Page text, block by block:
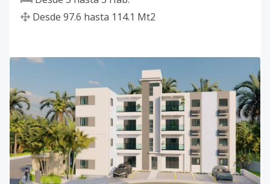
Desde 97.6 hasta 114.1 Mt2